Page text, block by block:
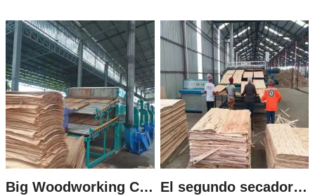
puede ir al sitio para instalarlo.
Guiaremos al cliente para
completar la instalación sin
problemas a través del video y
agradeceremos al cliente
biomasa. El quemador de
biomasa es nuestro producto
patentado, que puede quemar
directamente la madera residual,
ahorrando en gran medida el
costo.
Big Woodworking Compan visitó nuestra fábrica y realizó un pedido El segundo secador de chapa en el Congo está instalado y funcionando con éxito